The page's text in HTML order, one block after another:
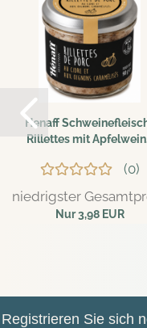
Henaff
Rillettes mit
0
niedrigster
Nur 3,98 EUR
Registrieren Sie sich